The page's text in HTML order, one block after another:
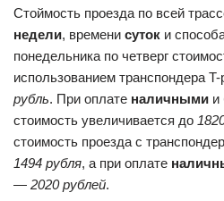
Стоймость проезда по всей
недели, времени суток и
понедельника по четверг
использованием транспондера
рубль. При оплате наличными и
стоимость увеличивается до
стоимость проезда с
1494 рубля, а при оплате
— 2020 рублей.